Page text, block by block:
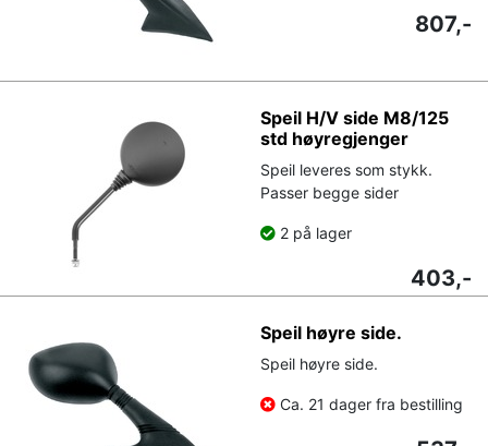
807,-
Speil H/V side M8/125
std høyregjenger
Speil leveres som stykk.
Passer begge sider
2 på lager
403,-
Speil høyre side.
Speil høyre side.
Ca. 21 dager fra bestilling